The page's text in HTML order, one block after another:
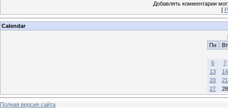
Добавлять комментарии
[
Calendar
Пн
Вт
6
7
13
14
20
21
27
28
Полная версия сайта